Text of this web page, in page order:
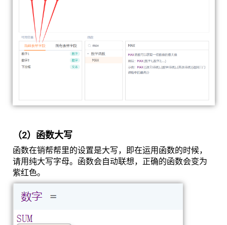
（2）函数大写
函数在销帮帮里的设置是大写，即在运用函数的时候，
请用纯大写字母。函数会自动联想，正确的函数会变为
紫红色。